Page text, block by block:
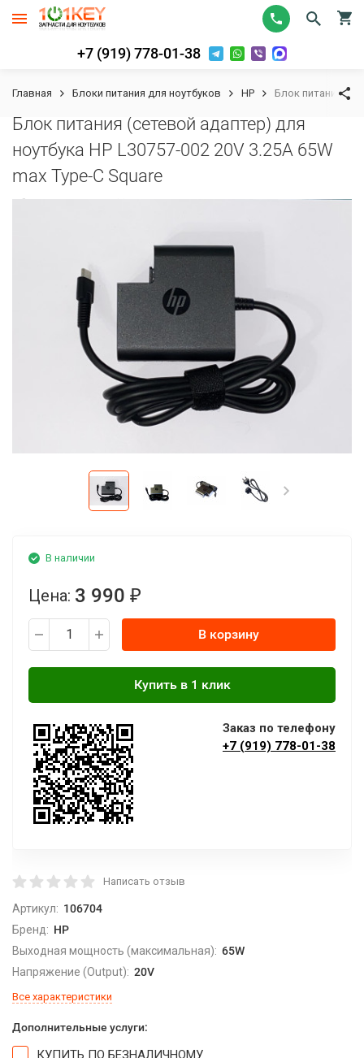
+7 (919) 778-01-38
Главная Блоки питания для ноутбуков HP Блок питания
Блок питания (сетевой адаптер) для
ноутбука HP L30757-002 20V 3.25A 65W
max Type-C Square
В наличии
Цена: 3 990 ₽
В корзину
Заказ по телефону
+7 (919) 778-01-38
Написать отзыв
Артикул: 106704
Бренд: HP
Выходная мощность (максимальная): 65W
Напряжение (Output): 20V
Все характеристики
Дополнительные услуги:
КУПИТЬ ПО БЕЗНАЛИЧНОМУ